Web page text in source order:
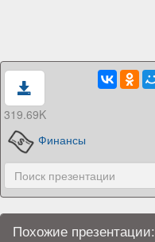
319.69K
Финансы
Похожие презентации: